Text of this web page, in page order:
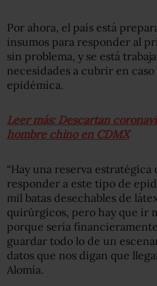
Por ahora, el país está
insumos para responder al
sin problema, y se está
necesidades a cubrir en caso
epidémica.
Leer más: Descartan
hombre chino en CDMX
“Hay una reserva estratégica
responder a este tipo de
mil batas desechables de
quirúrgicos, pero hay que ir
porque sería
guardar todo lo de un
datos que nos digan que
Alomía.